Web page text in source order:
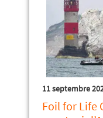
11 septembre
Foil for Life